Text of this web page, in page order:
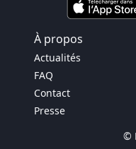
À propos
Actualités
FAQ
Contact
Presse
©